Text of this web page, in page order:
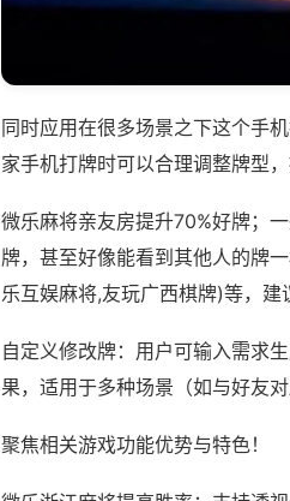
同时应用在很多场景之下这个手
家手机打牌时可以合理调整牌型
微乐麻将亲友房提升70%好牌；
牌，甚至好像能看到其他人的牌
乐互娱麻将,友玩广西棋牌)等，建
自定义修改牌：用户可输入需求
果，适用于多种场景（如与好友
聚焦相关游戏功能优势与特色！